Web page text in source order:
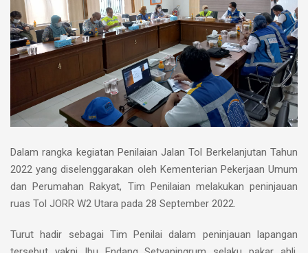
Dalam rangka kegiatan Penilaian Jalan Tol Berkelanjutan Tahun
2022 yang diselenggarakan oleh Kementerian Pekerjaan Umum
dan Perumahan Rakyat, Tim Penilaian melakukan peninjauan
ruas Tol JORR W2 Utara pada 28 September 2022.
Turut hadir sebagai Tim Penilai dalam peninjauan lapangan